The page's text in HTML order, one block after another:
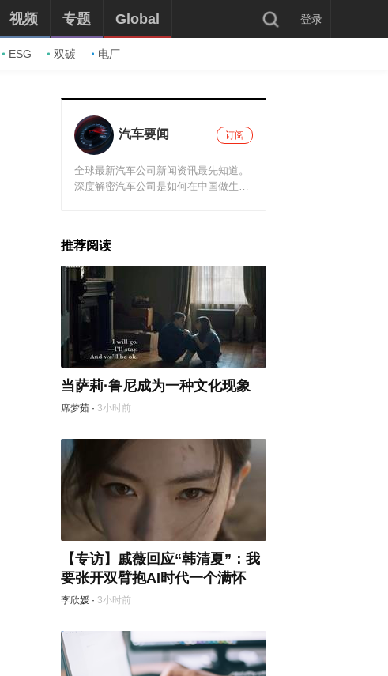
ESG 双碳 电厂
视频 专题 Global 登录
汽车要闻 订阅
全球最新汽车公司新闻资讯最先知道。
深度解密汽车公司是如何在中国做生意
推荐阅读
当萨莉·鲁尼成为一种文化现象
席梦茹 · 3小时前
【专访】戚薇回应“韩清夏”：我
要张开双臂抱AI时代一个满怀
李欣媛 · 3小时前